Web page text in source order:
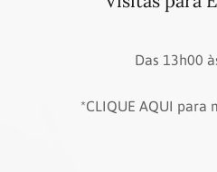
Das 13h00
*CLIQUE AQUI para